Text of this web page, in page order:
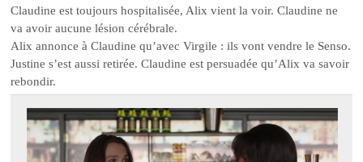
Claudine est toujours hospitalisée, Alix vient la voir. Claudine ne
va avoir aucune lésion cérébrale.
Alix annonce à Claudine qu’avec Virgile : ils vont vendre le Senso.
Justine s’est aussi retirée. Claudine est persuadée qu’Alix va savoir
rebondir.